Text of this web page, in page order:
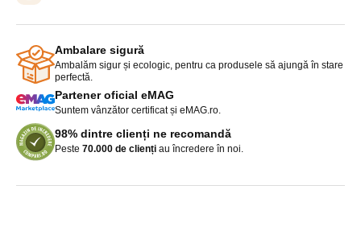
Ambalare sigură
Ambalăm sigur și ecologic, pentru ca produsele să ajungă în stare
perfectă.
Partener oficial eMAG
Suntem vânzător certificat și eMAG.ro.
98% dintre clienți ne recomandă
Peste 70.000 de clienți au încredere în noi.